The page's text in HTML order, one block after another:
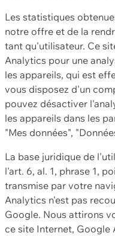
Les statistiques
notre offre et de la
tant qu'utilisateur. Ce
Analytics pour une
les appareils, qui est
vous disposez d'un
pouvez désactiver
les appareils dans les
"Mes données",
La base juridique de
l'art. 6, al. 1, phrase 1,
transmise par votre
Analytics n'est pas
Google. Nous attirons
ce site Internet, Google